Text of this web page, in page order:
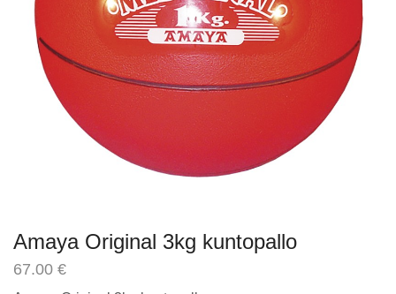
Amaya Original 3kg kuntopallo
67.00 €